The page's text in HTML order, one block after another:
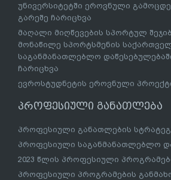
უნივერსიტეტში ეროვნული
გარეშე ჩარიცხვა
მაღალი მიღწევების სპორტულ
მონაწილე სპორტსმენის
საგანმანათლებლო
ჩარიცხვა
ევროსტუდნეტის ეროვნული
პროფესიული განათლება
პროფესიული განათლების
პროფესიული საგანმანათლებლო
2023 წლის პროფესიული
პროფესიული პროგრამების